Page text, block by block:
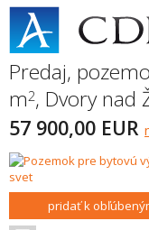
Predaj,
m2, Dvory nad
57 900,00 EUR
pridať k